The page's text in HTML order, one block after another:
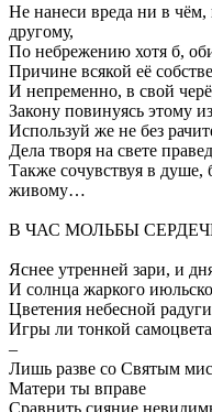
Не нанеси вреда ни в
другому,
По небрежению хотя б,
Причине всякой её
И непременно, в свой
Закону повинуясь этому
Используй же не без
Дела творя на свете
Также сочувствуя в душе,
живому…
В ЧАС МОЛЬБЫ
Яснее утренней зари, и
И солнца жаркого
Цветения небесной
Игры ли тонкой
–
Лишь разве со Святым
Матери ты вправе
Сравнить сияние